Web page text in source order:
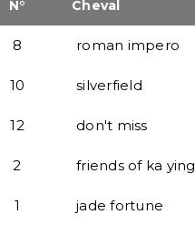
N° Cheval
8 roman impero
10 silverfield
12 don't miss
2 friends of ka ying
1 jade fortune